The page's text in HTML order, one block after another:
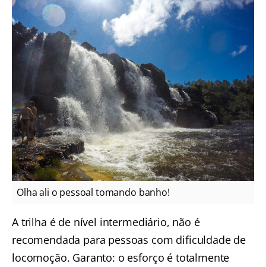
Olha ali o pessoal tomando banho!
A trilha é de nível intermediário, não é
recomendada para pessoas com dificuldade de
locomoção. Garanto: o esforço é totalmente